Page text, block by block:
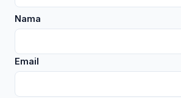
Nama
Email